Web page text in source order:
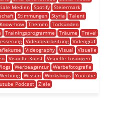
Medien Spotify
Steiermark
Stimmungen Styria
Talent
how
Themen
Todsünden
Trainingsprogramme Träume
Travel
Videobearbeitung
Videograf
Videography Visual
Visuelle
Visuelle Kunst
Visuelle Lösungen
Werbeagentur
Werbefotografie
Wissen Workshops Youtube
Podcast Ziele